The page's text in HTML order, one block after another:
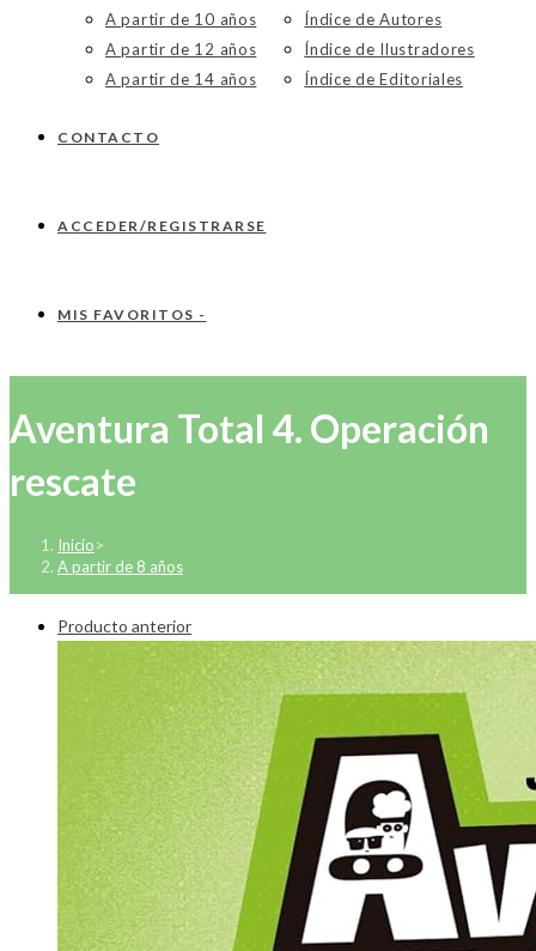
A partir de 10 años
A partir de 12 años
A partir de 14 años
Índice de Autores
Índice de Ilustradores
Índice de Editoriales
CONTACTO
ACCEDER/REGISTRARSE
MIS FAVORITOS -
Aventura Total 4. Operación
rescate
Inicio>
A partir de 8 años
Producto anterior